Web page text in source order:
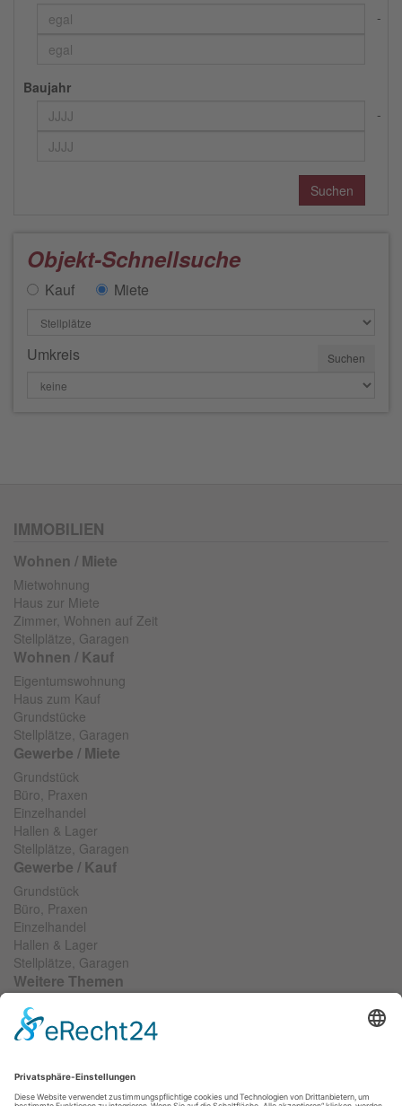
Baujahr
Objekt-Schnellsuche
Kauf Miete
Umkreis
IMMOBILIEN
Wohnen / Miete
Mietwohnung
Haus zur Miete
Zimmer, Wohnen auf Zeit
Stellplätze, Garagen
Wohnen / Kauf
Eigentumswohnung
Haus zum Kauf
Grundstücke
Stellplätze, Garagen
Gewerbe / Miete
Grundstück
Büro, Praxen
Einzelhandel
Hallen & Lager
Stellplätze, Garagen
Gewerbe / Kauf
Grundstück
Büro, Praxen
Einzelhandel
Hallen & Lager
Stellplätze, Garagen
Weitere Themen
Wir suchen...
Objekt anbieten
Objektfinanzierung
RIS SOCIAL